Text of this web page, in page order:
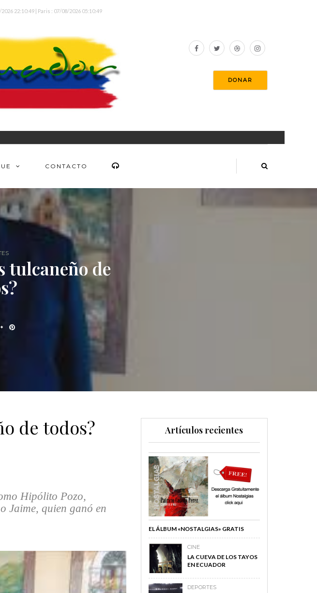
22:10:49 | Paris : 07/08/2026 05:10:49
DONAR
CONTACTO
tulcaneño de
de todos?
Hipólito Pozo,
Jaime, quien ganó en
Artículos recientes
EL ÁLBUM «NOSTALGIAS» GRATIS
CINE
LA CUEVA DE LOS TAYOS
EN ECUADOR
DEPORTES